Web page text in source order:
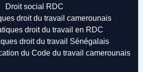
Droit social RDC
droit du travail camerounais
droit du travail en RDC
droit du travail Sénégalais
du Code du travail camerounais